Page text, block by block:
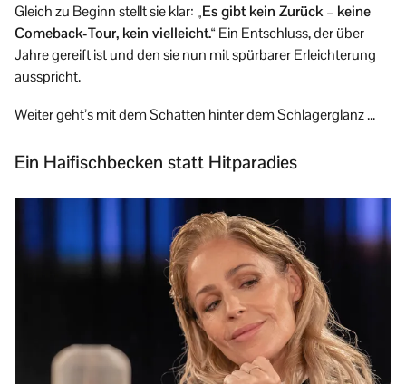
Gleich zu Beginn stellt sie klar: „Es gibt kein Zurück – keine
Comeback-Tour, kein vielleicht.“Ein Entschluss, der über
Jahre gereift ist und den sie nun mit spürbarer Erleichterung
ausspricht.
Weiter geht’s mit dem Schatten hinter dem Schlagerglanz …
Ein Haifischbecken statt Hitparadies